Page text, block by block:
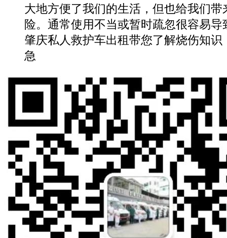
大地方便了我们的生活，但也给我们带
险。通常使用不当或暂时疏忽很容易
肇庆私人救护车出租带您了解烧伤知识
急